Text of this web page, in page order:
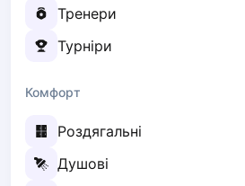
Zaporizhzhia
УкраїнськаCities
Kutaisi
Budapest
Тренери
Турніри
Комфорт
Роздягальні
Душові